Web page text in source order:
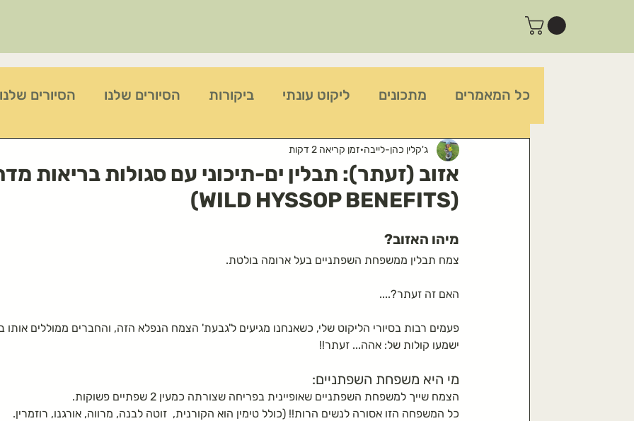
כל המאמרים מתכונים ליקוט עונתי ביקורות הסיורים שלנו הסיורים שלנו
צמחי תרופות-סבתא צמחים לשינה טובה ולרוגע
צמחים מנקי-רעלים פעילות לטו בשבט פעילות ביום שישי
מומלצים בדף הבית תות-עץ צלף קוצני
התססה טיפול במערכת הנשימה טיפים טיפוח טבעי טיפוח טבעי לשיער
משפחת הסוככיים צמחים לטיפול בעור
אזוב (זעתר): תבלין ים-תיכוני עם סגולות בריאות
(WILD HYSSOP BENEFITS)
ג'קלין כהן-לייבה זמן קריאה 2 דקות
מיהו האזוב?
צמח תבלין ממשפחת השפתניים בעל ארומה בולטת.
האם זה זעתר?....
פעמים רבות בסיורי הליקוט שלי, כשאנחנו מגיעים ל'גבעת' הצמח הנפלא הזה, והחברים ממוללים אותו
ישמעו קולות של: אהה... זעתר!!
מי היא משפחת השפתניים:
הצמח שייך למשפחת השפתניים שאופיינית בפריחה שצורתה כמעין 2 שפתיים פשוקות.
כל המשפחה הזו אסורה לנשים הרות!! (כולל טימין הוא הקורנית,  זוטה לבנה, מרווה, אורגנו, רוזמרין.